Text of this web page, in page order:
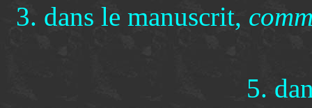
3. dans le manuscrit,
5.